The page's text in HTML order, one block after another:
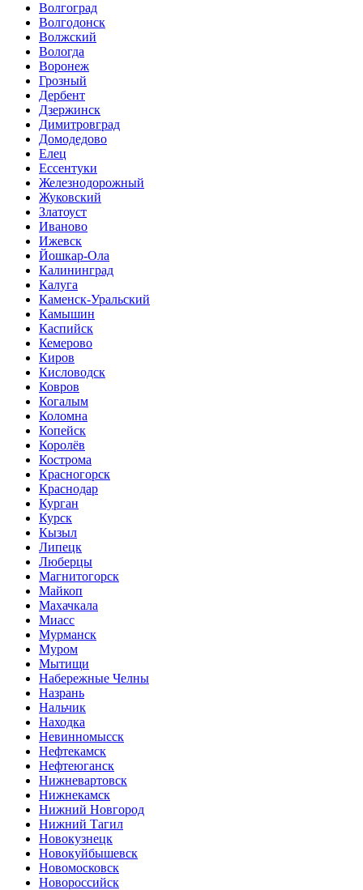
Волгоград
Волгодонск
Волжский
Вологда
Воронеж
Грозный
Дербент
Дзержинск
Димитровград
Домодедово
Елец
Ессентуки
Железнодорожный
Жуковский
Златоуст
Иваново
Ижевск
Йошкар-Ола
Калининград
Калуга
Каменск-Уральский
Камышин
Каспийск
Кемерово
Киров
Кисловодск
Ковров
Когалым
Коломна
Копейск
Королёв
Кострома
Красногорск
Краснодар
Курган
Курск
Кызыл
Липецк
Люберцы
Магнитогорск
Майкоп
Махачкала
Миасс
Мурманск
Муром
Мытищи
Набережные Челны
Назрань
Нальчик
Находка
Невинномысск
Нефтекамск
Нефтеюганск
Нижневартовск
Нижнекамск
Нижний Новгород
Нижний Тагил
Новокузнецк
Новокуйбышевск
Новомосковск
Новороссийск